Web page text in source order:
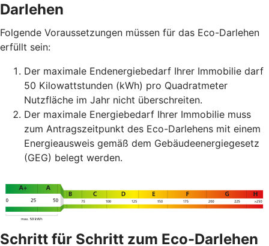
Darlehen
Folgende Voraussetzungen müssen für das Eco-Darlehen
erfüllt sein:
Der maximale Endenergiebedarf Ihrer Immobilie darf
50 Kilowattstunden (kWh) pro Quadratmeter
Nutzfläche im Jahr nicht überschreiten.
Der maximale Energiebedarf Ihrer Immobilie muss
zum Antragszeitpunkt des Eco-Darlehens mit einem
Energieausweis gemäß dem Gebäudeenergiegesetz
(GEG) belegt werden.
Schritt für Schritt zum Eco-Darlehen